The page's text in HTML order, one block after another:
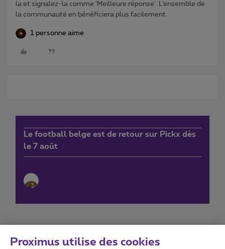
la et signalez-la comme ‘Meilleure réponse’. L’ensemble de
la communauté en bénéficiera plus facilement.
1 personne aime
Le football belge est de retour sur Pickx dès
le 7 août
Proximus utilise des cookies